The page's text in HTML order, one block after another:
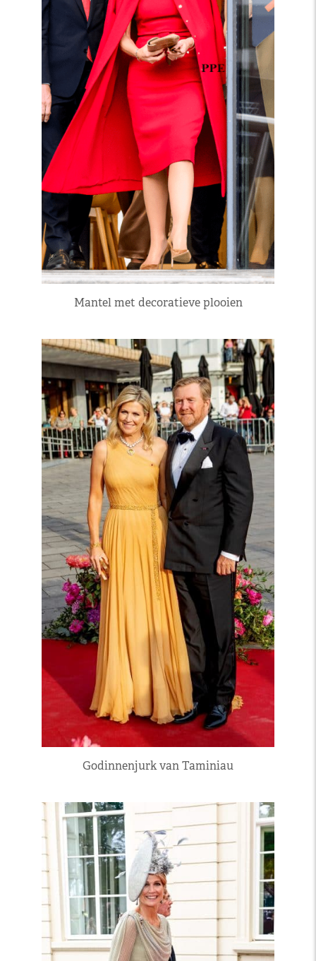
Mantel met decoratieve plooien
Godinnenjurk van Taminiau